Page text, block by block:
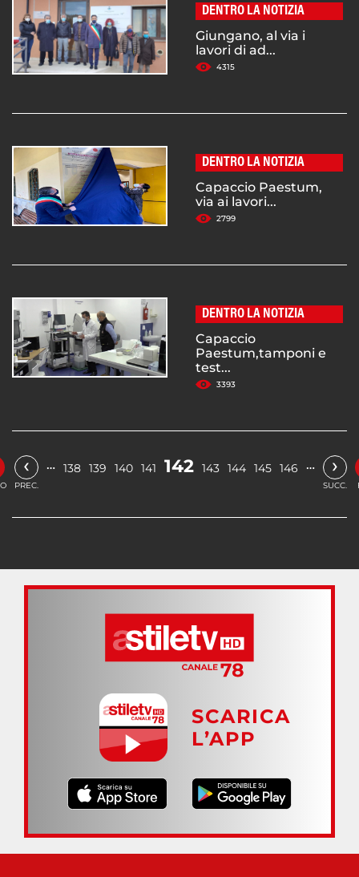
DENTRO LA NOTIZIA
Giungano, al via i
lavori di ad...
4315
DENTRO LA NOTIZIA
Capaccio Paestum,
via ai lavori...
2799
DENTRO LA NOTIZIA
Capaccio
Paestum,tamponi e
test...
3393
‹
PREC.
… 138 139 140 141 142 143 144 145 146 … ›
SUCC.
SCARICA
L’APP